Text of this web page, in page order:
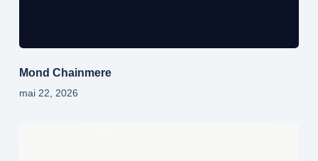
Mond Chainmere
mai 22, 2026